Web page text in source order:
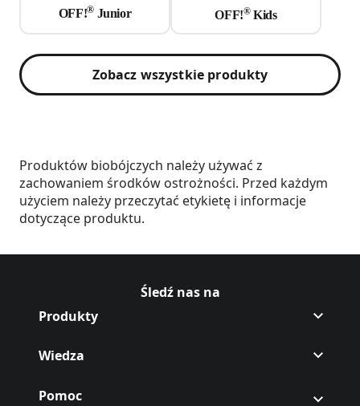
OFF!®Junior OFF!®Kids
Zobacz wszystkie produkty
Produktów biobójczych należy używać z
zachowaniem środków ostrożności. Przed każdym
użyciem należy przeczytać etykietę i informacje
dotyczące produktu.
Śledź nas na
Śledź Off na,[object Object],
(Opens in a new tab)
Śledź Off na,[object Object],
(Opens in a new tab)
Produkty
Wiedza
Pomoc